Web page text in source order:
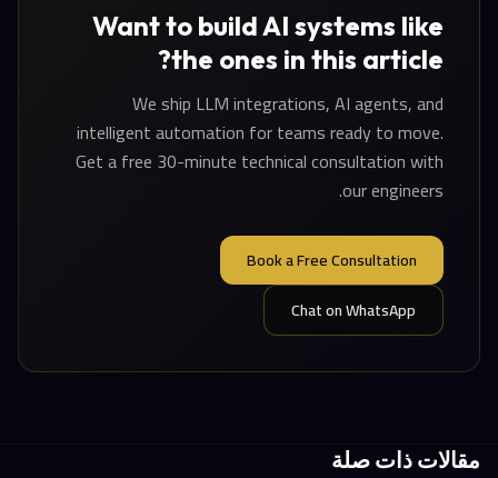
Want to build AI systems like
the ones in this article?
We ship LLM integrations, AI agents, and
intelligent automation for teams ready to move.
Get a free 30-minute technical consultation with
our engineers.
Book a Free Consultation
Chat on WhatsApp
مقالات ذات صلة